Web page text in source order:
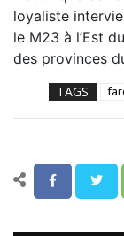
loyaliste
le M23 à l’Est
des provinces
TAGS